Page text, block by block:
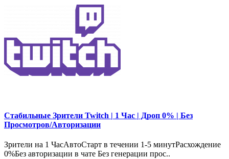
Стабильные Зрители Twitch | 1 Час | Дроп 0% | Без
Просмотров/Авторизации
Зрители на 1 ЧасАвтоСтарт в течении 1-5 минутРасхождение
0%Без авторизации в чате Без генерации прос..